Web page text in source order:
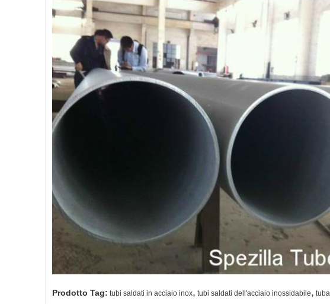
Prodotto Tag: tubi saldati in acciaio inox, tubi saldati dell'acciaio inossidabile,